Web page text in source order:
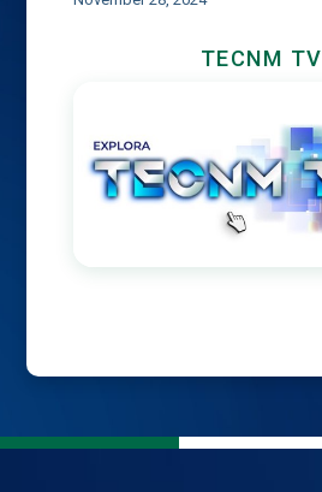
TECNM TV